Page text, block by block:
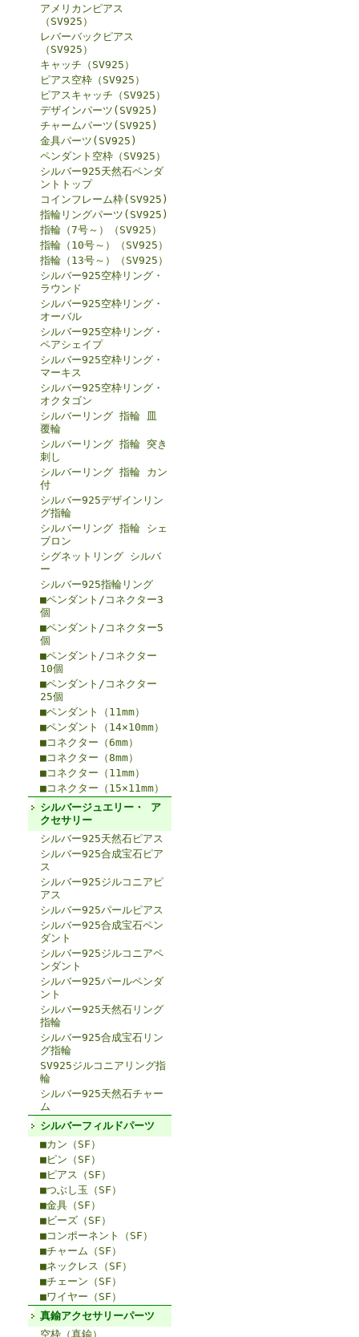
アメリカンピアス
（SV925）
レバーバックピアス
（SV925）
キャッチ（SV925）
ピアス空枠（SV925）
ピアスキャッチ（SV925）
デザインパーツ(SV925)
チャームパーツ(SV925)
金具パーツ(SV925)
ペンダント空枠（SV925）
シルバー925天然石ペンダ
ントトップ
コインフレーム枠(SV925)
指輪リングパーツ(SV925)
指輪（7号～）（SV925）
指輪（10号～）（SV925）
指輪（13号～）（SV925）
シルバー925空枠リング・
ラウンド
シルバー925空枠リング・
オーバル
シルバー925空枠リング・
ペアシェイプ
シルバー925空枠リング・
マーキス
シルバー925空枠リング・
オクタゴン
シルバーリング 指輪 皿
覆輪
シルバーリング 指輪 突き
刺し
シルバーリング 指輪 カン
付
シルバー925デザインリン
グ指輪
シルバーリング 指輪 シェ
ブロン
シグネットリング シルバ
ー
シルバー925指輪リング
■ペンダント/コネクター3
個
■ペンダント/コネクター5
個
■ペンダント/コネクター
10個
■ペンダント/コネクター
25個
■ペンダント（11mm）
■ペンダント（14×10mm）
■コネクター（6mm）
■コネクター（8mm）
■コネクター（11mm）
■コネクター（15×11mm）
シルバージュエリー・ ア
クセサリー
シルバー925天然石ピアス
シルバー925合成宝石ピア
ス
シルバー925ジルコニアピ
アス
シルバー925パールピアス
シルバー925合成宝石ペン
ダント
シルバー925ジルコニアペ
ンダント
シルバー925パールペンダ
ント
シルバー925天然石リング
指輪
シルバー925合成宝石リン
グ指輪
SV925ジルコニアリング指
輪
シルバー925天然石チャー
ム
シルバーフィルドパーツ
■カン（SF）
■ピン（SF）
■ピアス（SF）
■つぶし玉（SF）
■金具（SF）
■ビーズ（SF）
■コンポーネント（SF）
■チャーム（SF）
■ネックレス（SF）
■チェーン（SF）
■ワイヤー（SF）
真鍮アクセサリーパーツ
空枠（真鍮）